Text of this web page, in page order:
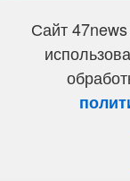
Сайт
47 новостей (47
Свидетельство
Федеральной
информационных